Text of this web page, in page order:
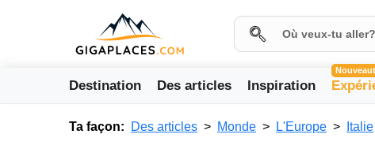
Destination Des articles Inspiration
Ta façon: Des articles Monde L'Europe Italie